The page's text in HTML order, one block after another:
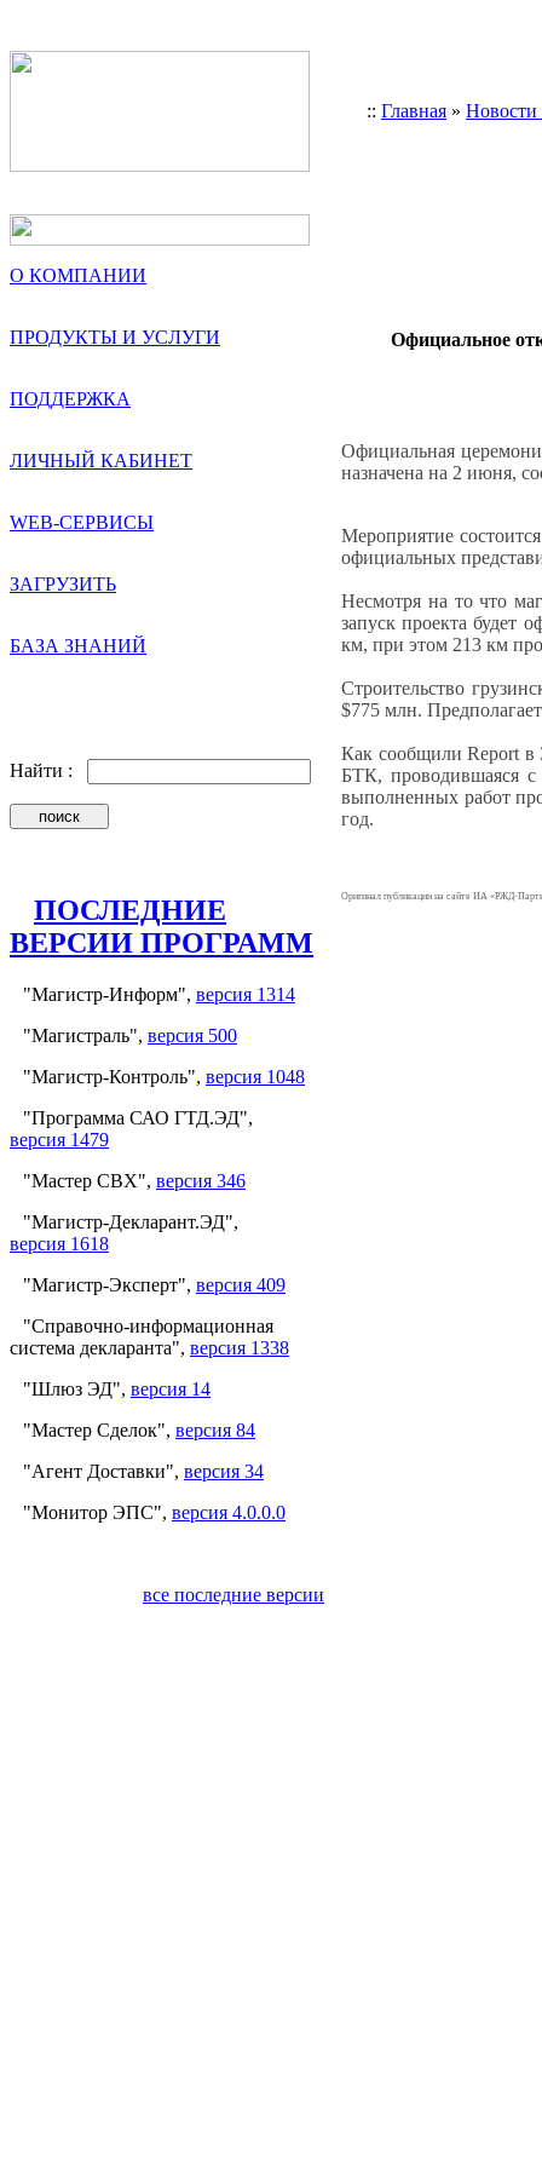
:: Главная »
О КОМПАНИИ
ПРОДУКТЫ И УСЛУГИ
ПОДДЕРЖКА
ЛИЧНЫЙ КАБИНЕТ
WEB-СЕРВИСЫ
ЗАГРУЗИТЬ
БАЗА ЗНАНИЙ
Найти :
ПОСЛЕДНИЕ
ВЕРСИИ ПРОГРАММ
"Магистр-Информ", версия 1314
"Магистраль", версия 500
"Магистр-Контроль", версия 1048
"Программа САО ГТД.ЭД",
версия 1479
"Мастер СВХ", версия 346
"Магистр-Декларант.ЭД",
версия 1618
"Магистр-Эксперт", версия 409
"Справочно-информационная
система декларанта", версия 1338
"Шлюз ЭД", версия 14
"Мастер Сделок", версия 84
"Агент Доставки", версия 34
"Монитор ЭПС", версия 4.0.0.0
все последние версии
Официальное
Официальная
назначена на 2 июня,
Мероприятие
официальных
Несмотря на то что
запуск проекта будет
км, при этом 213 км
Строительство
$775 млн.
Как сообщили Report
БТК, проводившаяся с
выполненных работ
год.
Оригинал публикации на сайте ИА «РЖД-